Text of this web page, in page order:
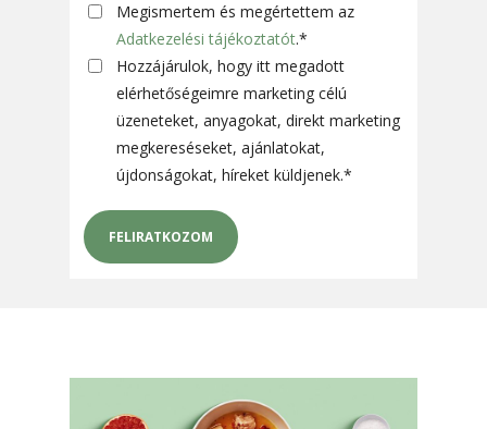
Megismertem és megértettem az
Adatkezelési tájékoztatót.*
Hozzájárulok, hogy itt megadott
elérhetőségeimre marketing célú
üzeneteket, anyagokat, direkt marketing
megkereséseket, ajánlatokat,
újdonságokat, híreket küldjenek.*